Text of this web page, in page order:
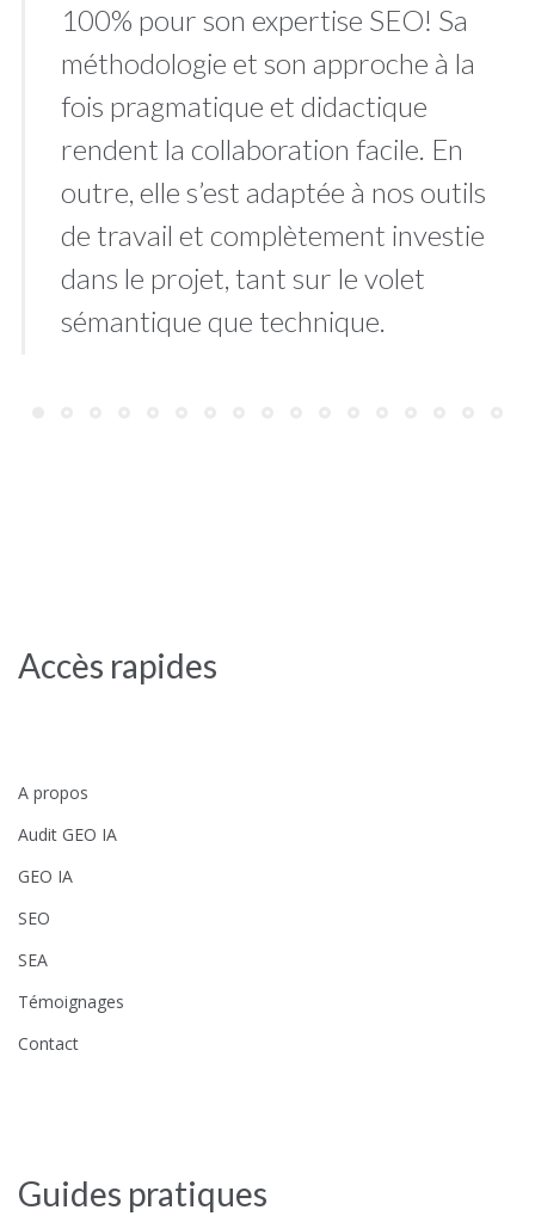
100% pour son expertise SEO! Sa
méthodologie et son approche à la
fois pragmatique et didactique
rendent la collaboration facile. En
outre, elle s’est adaptée à nos outils
de travail et complètement investie
dans le projet, tant sur le volet
sémantique que technique.
Accès rapides
A propos
Audit GEO IA
GEO IA
SEO
SEA
Témoignages
Contact
Guides pratiques